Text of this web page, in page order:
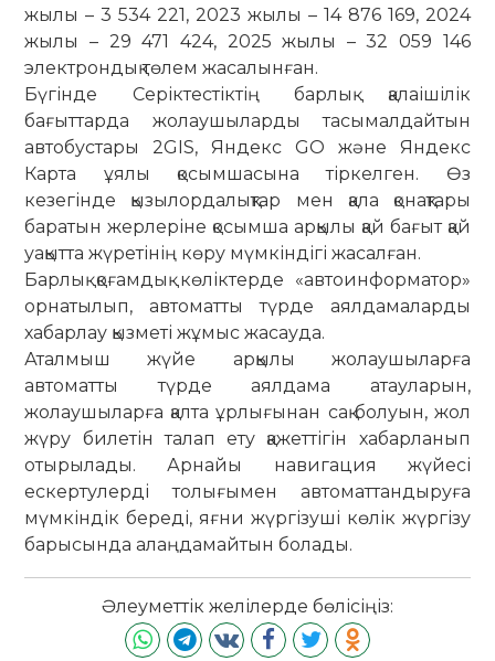
жылы – 3 534 221, 2023 жылы – 14 876 169, 2024
жылы – 29 471 424, 2025 жылы – 32 059 146
электрондық төлем жасалынған.
Бүгінде Серіктестіктің барлық қалаішілік
бағыттарда жолаушыларды тасымалдайтын
автобустары 2GIS, Яндекс GO және Яндекс
Карта ұялы қосымшасына тіркелген. Өз
кезегінде қызылордалықтар мен қала қонақтары
баратын жерлеріне қосымша арқылы қай бағыт қай
уақытта жүретінің көру мүмкіндігі жасалған.
Барлық қоғамдық көліктерде «автоинформатор»
орнатылып, автоматты түрде аялдамаларды
хабарлау қызметі жұмыс жасауда.
Аталмыш жүйе арқылы жолаушыларға
автоматты түрде аялдама атауларын,
жолаушыларға қалта ұрлығынан сақ болуын, жол
жүру билетін талап ету қажеттігін хабарланып
отырылады. Арнайы навигация жүйесі
ескертулерді толығымен автоматтандыруға
мүмкіндік береді, яғни жүргізуші көлік жүргізу
барысында алаңдамайтын болады.
Әлеуметтік желілерде бөлісіңіз: